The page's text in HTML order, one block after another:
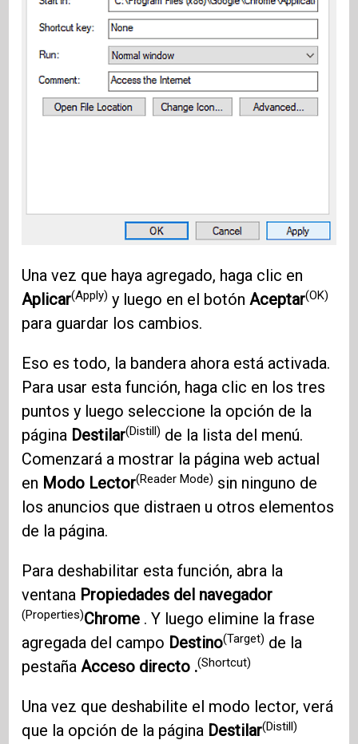
Una vez que haya agregado, haga clic en
Aplicar(Apply) y luego en el botónAceptar(OK)
para guardar los cambios.
Eso es todo, la bandera ahora está activada.
Para usar esta función, haga clic en los tres
puntos y luego seleccione la opción de la
página Destilar(Distill) de la lista del menú.
Comenzará a mostrar la página web actual
en Modo Lector(Reader Mode) sin ninguno de
los anuncios que distraen u otros elementos
de la página.
Para deshabilitar esta función, abra la
ventana Propiedades del navegador
(Properties)Chrome . Y luego elimine la frase
agregada del campo Destino(Target) de la
pestañaAcceso directo .(Shortcut)
Una vez que deshabilite el modo lector, verá
que la opción de la página Destilar(Distill)